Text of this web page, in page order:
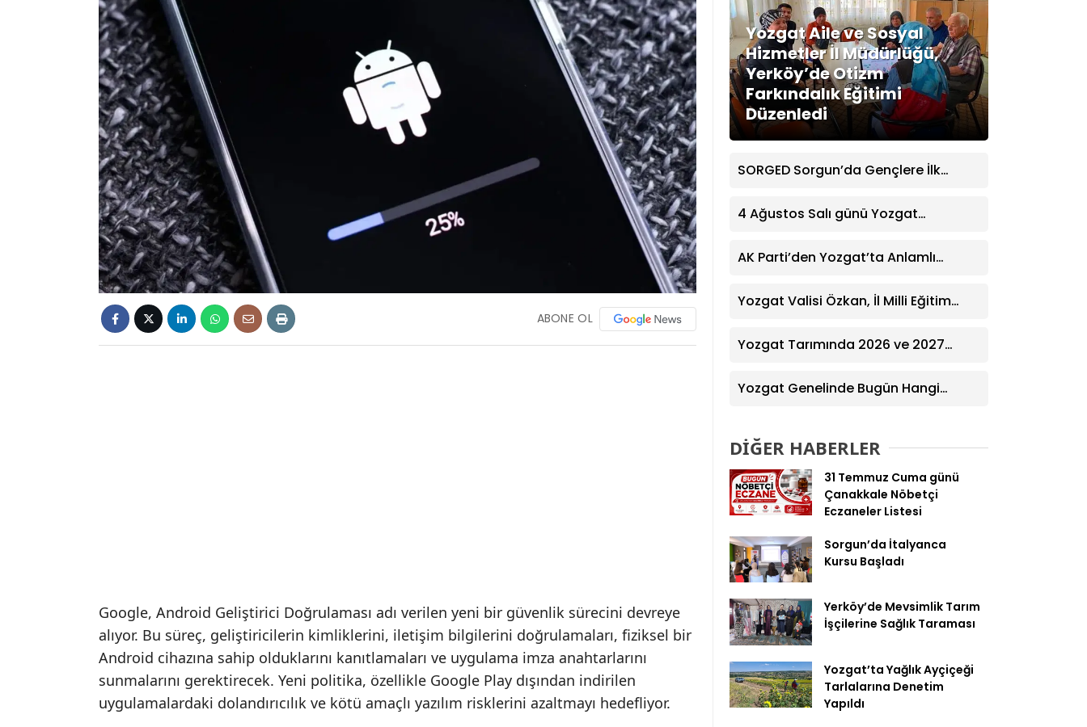
ABONE OL
Google, Android Geliştirici Doğrulaması adı verilen yeni bir güvenlik sürecini devreye
alıyor. Bu süreç, geliştiricilerin kimliklerini, iletişim bilgilerini doğrulamaları, fiziksel bir
Android cihazına sahip olduklarını kanıtlamaları ve uygulama imza anahtarlarını
sunmalarını gerektirecek. Yeni politika, özellikle Google Play dışından indirilen
uygulamalardaki dolandırıcılık ve kötü amaçlı yazılım risklerini azaltmayı hedefliyor.
Yozgat Aile ve Sosyal
Hizmetler İl Müdürlüğü,
Yerköy’de Otizm
Farkındalık Eğitimi
Düzenledi
SORGED Sorgun’da Gençlere İlk
4 Ağustos Salı günü Yozgat
Eczane
AK Parti’den Yozgat’ta Anlamlı
Dernek Üyeleriyle Buluştu
Yozgat Valisi Özkan, İl Milli Eğitim
Yozgat Tarımında 2026 ve 2027
Yozgat Genelinde Bugün Hangi
DİĞER HABERLER
31 Temmuz Cuma günü
Çanakkale Nöbetçi
Eczaneler Listesi
Sorgun’da İtalyanca
Kursu Başladı
Yerköy’de Mevsimlik Tarım
İşçilerine Sağlık Taraması
Yozgat’ta Yağlık Ayçiçeği
Tarlalarına Denetim
Yapıldı